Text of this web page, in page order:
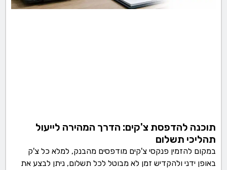
תוכנה להדפסת צ'קים: הדרך המהירה לייעול
תהליכי תשלום
במקום להזמין פנקסי צ'קים מודפסים מהבנק, למלא כל צ'ק
באופן ידני ולהקדיש זמן לא מבוטל לכל תשלום, ניתן לבצע את